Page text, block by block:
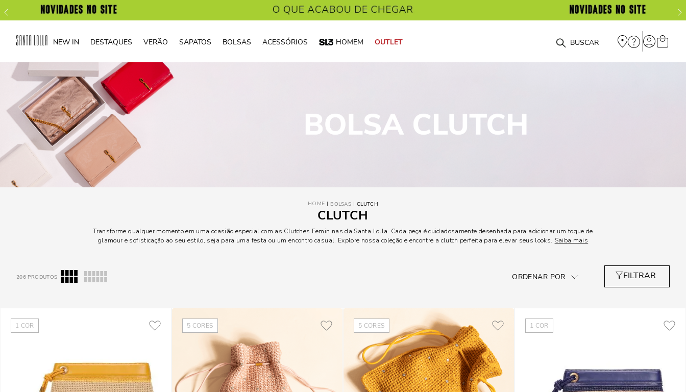
NEW IN DESTAQUES VERÃO SAPATOS BOLSAS ACESSÓRIOS HOMEM OUTLET O que você está procurando?
BOLSAS CLUTCH
CLUTCH
Transforme qualquer momento em uma ocasião especial com as Clutches Femininas da Santa Lolla. Cada peça é cuidadosamente desenhada para adicionar um toque de
glamour e sofisticação ao seu estilo, seja para uma festa ou um encontro casual. Explore nossa coleção e encontre a clutch perfeita para elevar seus looks. Saiba mais
206 PRODUTOS
1 COR 5 CORES 5 CORES 1 COR